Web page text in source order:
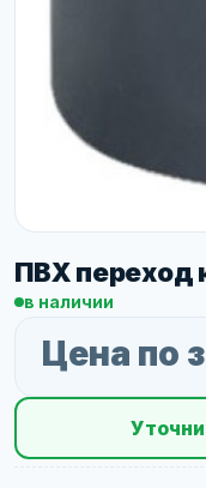
ПВХ переход
в наличии
Цена по